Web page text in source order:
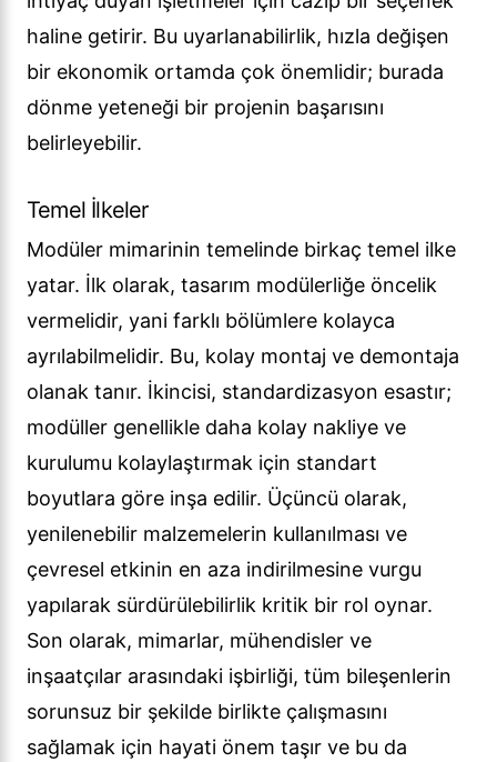
haline getirir. Bu uyarlanabilirlik, hızla değişen
bir ekonomik ortamda çok önemlidir; burada
dönme yeteneği bir projenin başarısını
belirleyebilir.
Temel İlkeler
Modüler mimarinin temelinde birkaç temel ilke
yatar. İlk olarak, tasarım modülerliğe öncelik
vermelidir, yani farklı bölümlere kolayca
ayrılabilmelidir. Bu, kolay montaj ve demontaja
olanak tanır. İkincisi, standardizasyon esastır;
modüller genellikle daha kolay nakliye ve
kurulumu kolaylaştırmak için standart
boyutlara göre inşa edilir. Üçüncü olarak,
yenilenebilir malzemelerin kullanılması ve
çevresel etkinin en aza indirilmesine vurgu
yapılarak sürdürülebilirlik kritik bir rol oynar.
Son olarak, mimarlar, mühendisler ve
inşaatçılar arasındaki işbirliği, tüm bileşenlerin
sorunsuz bir şekilde birlikte çalışmasını
sağlamak için hayati önem taşır ve bu da